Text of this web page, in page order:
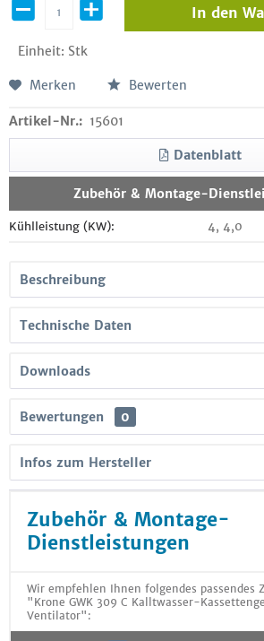
Einheit: Stk
In den
Merken Bewerten
Artikel-Nr.: 15601
Datenblatt
Zubehör & Montage-
Kühlleistung (KW): 4, 4,0
Beschreibung
Technische Daten
Downloads
Bewertungen 0
Infos zum Hersteller
Zubehör & Montage-
Dienstleistungen
Wir empfehlen Ihnen folgendes passendes
"Krone GWK 309 C Kalltwasser-
Ventilator":